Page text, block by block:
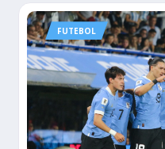
FUTEBOL